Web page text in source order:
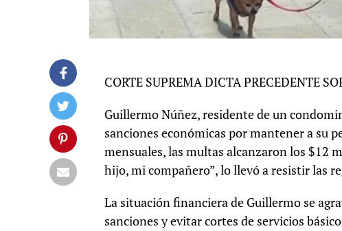
CORTE SUPREMA DICTA PRECEDENTE
Guillermo Núñez, residente de un
sanciones económicas por mantener a su
mensuales, las multas alcanzaron los $12
hijo, mi compañero”, lo llevó a resistir las
La situación financiera de Guillermo se
sanciones y evitar cortes de servicios